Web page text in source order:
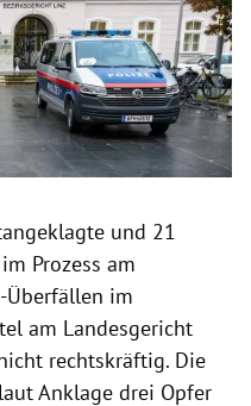
und 21
Prozess am
Überfällen im
am Landesgericht
rechtskräftig. Die
Anklage drei Opfer